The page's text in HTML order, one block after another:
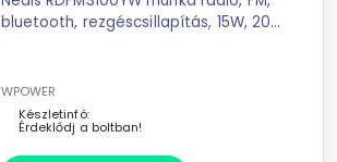
bluetooth, rezgéscsillapítás, 15W, 20
védelem a vízsugarakkal ...
WPOWER
Készletinfó:
Érdeklődj a boltban!